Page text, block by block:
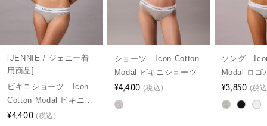
[JENNIE / ジェニー着
用商品]
ビキニショーツ - Icon
Cotton Modal ビキニシ
ョーツ
¥4,400 (税込)
ショーツ - Icon Cotton
Modal ビキニショーツ
¥4,400 (税込)
ソング -
Modal ロゴ
グ
¥3,850 (税